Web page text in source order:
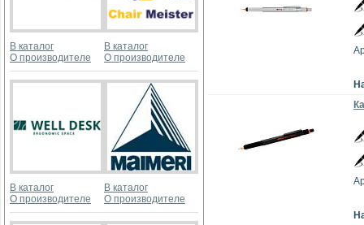
В каталог
О производителе
В каталог
О производителе
В каталог
О производителе
В каталог
О производителе